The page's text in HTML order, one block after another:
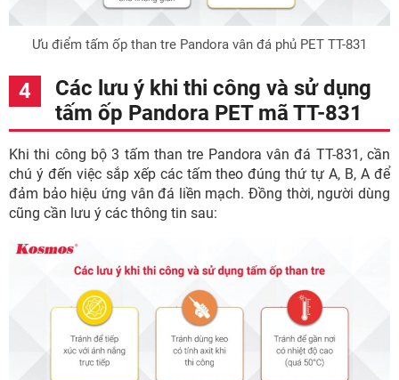
Ưu điểm tấm ốp than tre Pandora vân đá phủ PET TT-831
Các lưu ý khi thi công và sử dụng
tấm ốp Pandora PET mã TT-831
Khi thi công bộ 3 tấm than tre Pandora vân đá TT-831, cần
chú ý đến việc sắp xếp các tấm theo đúng thứ tự A, B, A để
đảm bảo hiệu ứng vân đá liền mạch. Đồng thời, người dùng
cũng cần lưu ý các thông tin sau: